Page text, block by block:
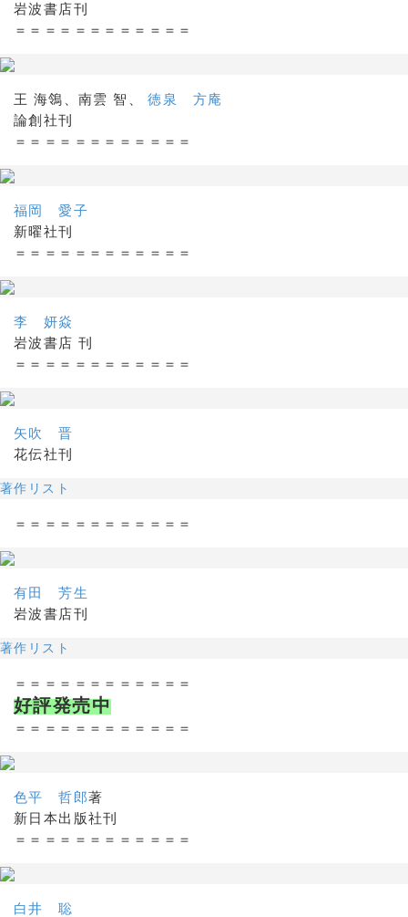
岩波書店刊
＝＝＝＝＝＝＝＝＝＝＝＝
王 海鴒、南雲 智、徳泉 方庵
論創社刊
＝＝＝＝＝＝＝＝＝＝＝＝
福岡 愛子
新曜社刊
＝＝＝＝＝＝＝＝＝＝＝＝
李 妍焱
岩波書店 刊
＝＝＝＝＝＝＝＝＝＝＝＝
矢吹 晋
花伝社刊
著作リスト
＝＝＝＝＝＝＝＝＝＝＝＝
有田 芳生
岩波書店刊
著作リスト
＝＝＝＝＝＝＝＝＝＝＝＝
好評発売中
＝＝＝＝＝＝＝＝＝＝＝＝
色平 哲郎著
新日本出版社刊
＝＝＝＝＝＝＝＝＝＝＝＝
白井 聡